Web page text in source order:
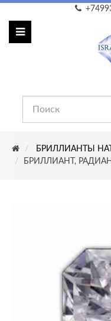
БРИЛЛИАНТЫ
БРИЛЛИАНТ,